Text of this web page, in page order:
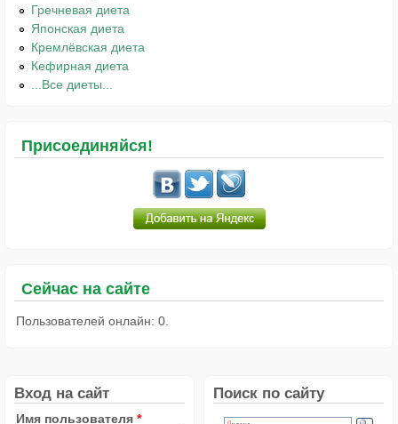
Гречневая диета
Японская диета
Кремлёвская диета
Кефирная диета
...Все диеты...
Присоединяйся!
Сейчас на сайте
Пользователей онлайн: 0.
Вход на сайт
Имя пользователя *
Поиск по сайту